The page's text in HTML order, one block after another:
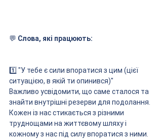
💬 Слова, які працюють:
1️⃣ "У тебе є сили впоратися з цим (цієї
ситуацією, в якій ти опинився)"
Важливо усвідомити, що саме сталося та
знайти внутрішні резерви для подолання.
Кожен із нас стикається з різними
труднощами на життєвому шляху і
кожному з нас під силу впоратися з ними.